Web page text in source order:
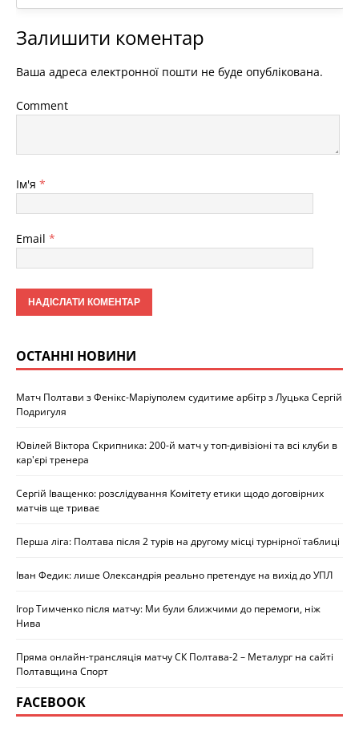
Залишити коментар
Ваша адреса електронної пошти не буде опублікована.
Comment
Ім'я *
Email *
ОСТАННІ НОВИНИ
Матч Полтави з Фенікс-Маріуполем судитиме арбітр з Луцька Сергій
Подригуля
Ювілей Віктора Скрипника: 200-й матч у топ-дивізіоні та всі клуби в
кар'єрі тренера
Сергій Іващенко: розслідування Комітету етики щодо договірних
матчів ще триває
Перша ліга: Полтава після 2 турів на другому місці турнірної таблиці
Іван Федик: лише Олександрія реально претендує на вихід до УПЛ
Ігор Тимченко після матчу: Ми були ближчими до перемоги, ніж
Нива
Пряма онлайн-трансляція матчу СК Полтава-2 – Металург на сайті
Полтавщина Спорт
FACEBOOK